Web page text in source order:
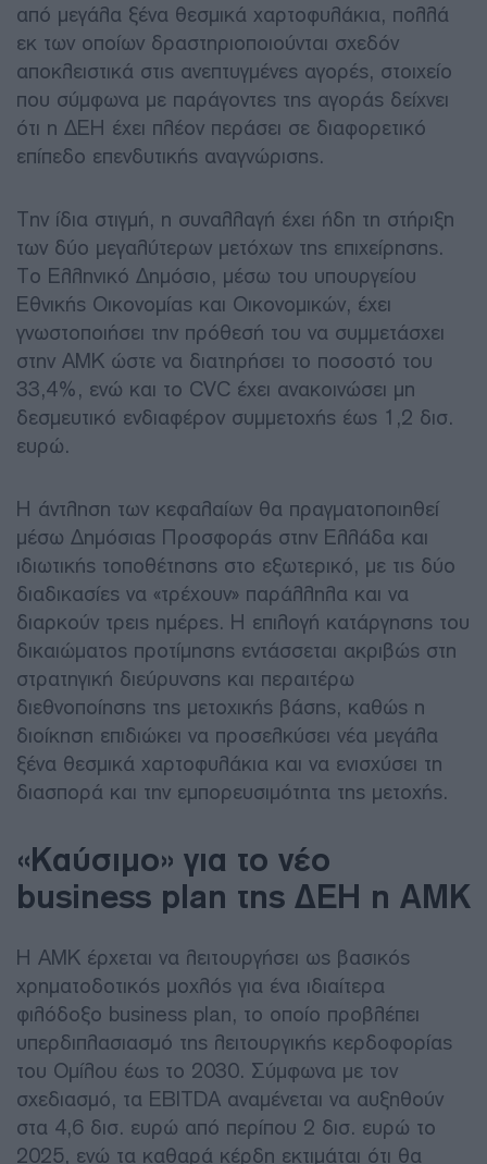
από μεγάλα ξένα θεσμικά χαρτοφυλάκια, πολλά
εκ των οποίων δραστηριοποιούνται σχεδόν
αποκλειστικά στις ανεπτυγμένες αγορές, στοιχείο
που σύμφωνα με παράγοντες της αγοράς δείχνει
ότι η ΔΕΗ έχει πλέον περάσει σε διαφορετικό
επίπεδο επενδυτικής αναγνώρισης.
Την ίδια στιγμή, η συναλλαγή έχει ήδη τη στήριξη
των δύο μεγαλύτερων μετόχων της επιχείρησης.
Το Ελληνικό Δημόσιο, μέσω του υπουργείου
Εθνικής Οικονομίας και Οικονομικών, έχει
γνωστοποιήσει την πρόθεσή του να συμμετάσχει
στην ΑΜΚ ώστε να διατηρήσει το ποσοστό του
33,4%, ενώ και το CVC έχει ανακοινώσει μη
δεσμευτικό ενδιαφέρον συμμετοχής έως 1,2 δισ.
ευρώ.
Η άντληση των κεφαλαίων θα πραγματοποιηθεί
μέσω Δημόσιας Προσφοράς στην Ελλάδα και
ιδιωτικής τοποθέτησης στο εξωτερικό, με τις δύο
διαδικασίες να «τρέχουν» παράλληλα και να
διαρκούν τρεις ημέρες. Η επιλογή κατάργησης του
δικαιώματος προτίμησης εντάσσεται ακριβώς στη
στρατηγική διεύρυνσης και περαιτέρω
διεθνοποίησης της μετοχικής βάσης, καθώς η
διοίκηση επιδιώκει να προσελκύσει νέα μεγάλα
ξένα θεσμικά χαρτοφυλάκια και να ενισχύσει τη
διασπορά και την εμπορευσιμότητα της μετοχής.
«Καύσιμο» για το νέο
business plan της ΔΕΗ η ΑΜΚ
Η ΑΜΚ έρχεται να λειτουργήσει ως βασικός
χρηματοδοτικός μοχλός για ένα ιδιαίτερα
φιλόδοξο business plan, το οποίο προβλέπει
υπερδιπλασιασμό της λειτουργικής κερδοφορίας
του Ομίλου έως το 2030. Σύμφωνα με τον
σχεδιασμό, τα EBITDA αναμένεται να αυξηθούν
στα 4,6 δισ. ευρώ από περίπου 2 δισ. ευρώ το
2025, ενώ τα καθαρά κέρδη εκτιμάται ότι θα